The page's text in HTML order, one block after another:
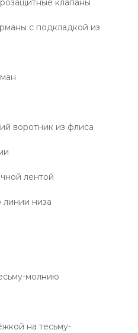
клапаны
с подкладкой из
воротник из флиса
лентой
линии низа
молнию
на тесьму-